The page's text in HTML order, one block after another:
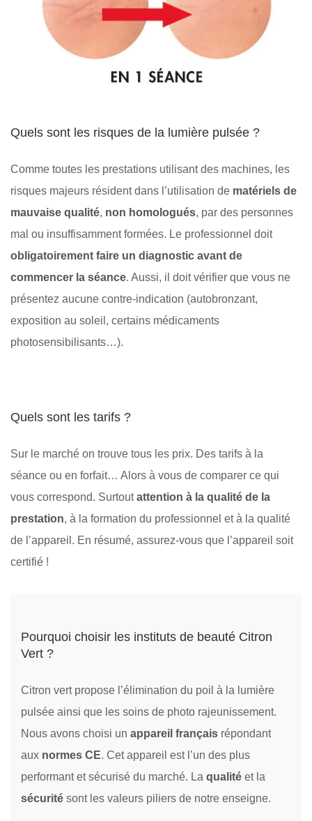
Quels sont les risques de la lumière pulsée ?
Comme toutes les prestations utilisant des machines, les
risques majeurs résident dans l’utilisation de matériels de
mauvaise qualité, non homologués, par des personnes
mal ou insuffisamment formées. Le professionnel doit
obligatoirement faire un diagnostic avant de
commencer la séance. Aussi, il doit vérifier que vous ne
présentez aucune contre-indication (autobronzant,
exposition au soleil, certains médicaments
photosensibilisants…).
Quels sont les tarifs ?
Sur le marché on trouve tous les prix. Des tarifs à la
séance ou en forfait… Alors à vous de comparer ce qui
vous correspond. Surtoutattention à la qualité de la
prestation, à la formation du professionnel et à la qualité
de l’appareil. En résumé, assurez-vous que l’appareil soit
certifié !
Pourquoi choisir les instituts de beauté Citron
Vert ?
Citron vert propose l’élimination du poil à la lumière
pulsée ainsi que les soins de photo rajeunissement.
Nous avons choisi un appareil français répondant
aux normes CE. Cet appareil est l’un des plus
performant et sécurisé du marché. La qualité et la
sécurité sont les valeurs piliers de notre enseigne.